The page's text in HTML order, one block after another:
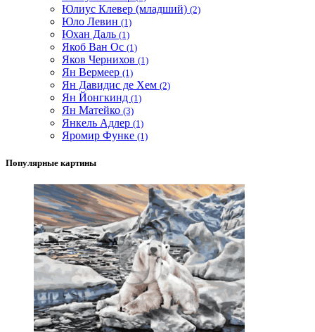
Юлиус Клевер (младший) (2)
Юло Левин (1)
Юхан Даль (1)
Якоб Ван Ос (1)
Яков Чернихов (1)
Ян Вермеер (1)
Ян Давидис де Хем (2)
Ян Йонгкинд (1)
Ян Матейко (3)
Янкель Адлер (1)
Яромир Функе (1)
Популярные картины